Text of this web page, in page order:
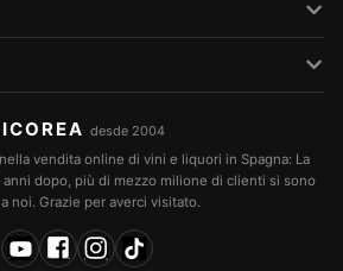
desde 2004
vendita online di vini e liquori in Spagna: La
anni dopo, più di mezzo milione di clienti si sono
noi. Grazie per averci visitato.